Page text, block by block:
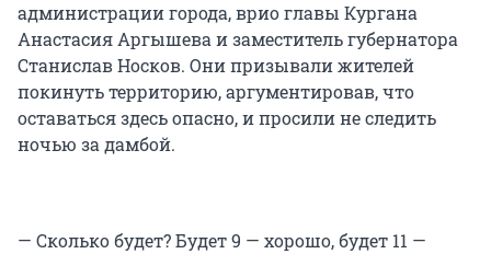
администрации города, врио главы Кургана
Анастасия Аргышева и заместитель губернатора
Станислав Носков. Они призывали жителей
покинуть территорию, аргументировав, что
оставаться здесь опасно, и просили не следить
ночью за дамбой.
— Сколько будет? Будет 9 — хорошо, будет 11 —